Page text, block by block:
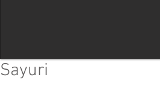
Sayuri